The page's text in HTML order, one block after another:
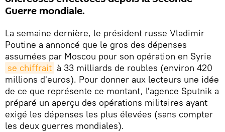
Guerre mondiale.
La semaine dernière, le président russe Vladimir
Poutine a annoncé que le gros des dépenses
assumées par Moscou pour son opération en Syrie
se chiffrait à 33 milliards de roubles (environ 420
millions d'euros). Pour donner aux lecteurs une idée
de ce que représente ce montant, l'agence Sputnik a
préparé un aperçu des opérations militaires ayant
exigé les dépenses les plus élevées (sans compter
les deux guerres mondiales).